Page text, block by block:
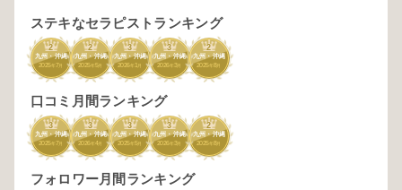
ステキなセラピストランキング
2
九州・沖縄
2025年 7
2
九州・沖縄
2025年 5月
3
九州・沖縄
2026年 1
3
九州・沖縄
2026年 3月
2
九州・沖縄
2025年 8月
口コミ月間ランキング
3
九州・沖縄
2025年 7
3
九州・沖縄
2026年 4月
3
九州・沖縄
2025年 5月
3
九州・沖縄
2026年 3月
2
九州・沖縄
2025年 8月
フォロワー月間ランキング